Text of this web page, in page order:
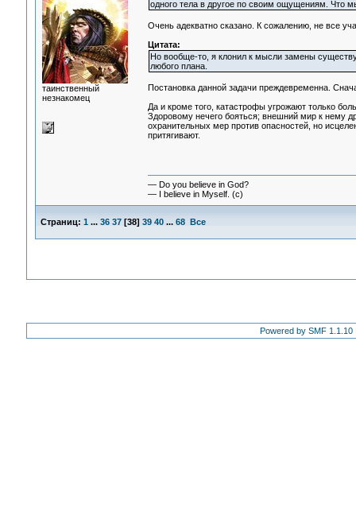
таинственный
незнакомец
одного тела в другое по своим ощущениям. Что
Очень адекватно сказано. К сожалению, не все
Цитата:
Но вообще-то, я клонил к мысли замены
любого плана.
Постановка данной задачи преждевременна.
Да и кроме того, катастрофы угрожают только
Здоровому нечего бояться; внешний мир к нему
охранительных мер против опасностей, но
притягивают.
— Do you believe in God?
— I believe in Myself. (c)
Страниц: 1 ... 36 37[38] 39 40 ... 68 Все
Powered by SMF 1.1.10